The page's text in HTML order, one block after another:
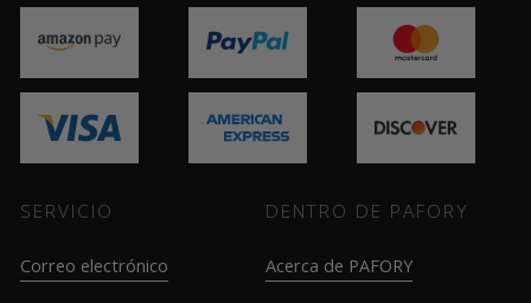
SERVICIO
Correo electrónico
DENTRO DE PAFORY
Acerca de PAFORY